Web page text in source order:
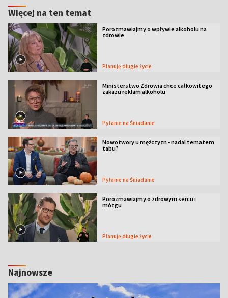
Więcej na ten temat
Porozmawiajmy o wpływie alkoholu na
zdrowie
Planuję długie życie
Ministerstwo Zdrowia chce całkowitego
zakazu reklam alkoholu
Pytanie na Śniadanie
Nowotwory u mężczyzn - nadal tematem
tabu?
Pytanie na Śniadanie
Porozmawiajmy o zdrowym sercu i
mózgu
Planuję długie życie
Najnowsze